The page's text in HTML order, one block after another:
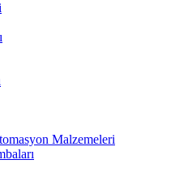
Malzemeleri